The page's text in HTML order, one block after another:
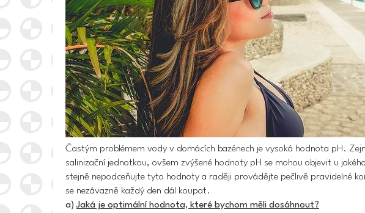
Častým problémem vody v domácích bazénech je vysoká hodnota pH.
salinizační jednotkou, ovšem zvýšené hodnoty pH se mohou objevit u
stejně nepodceňujte tyto hodnoty a raději provádějte pečlivě pravidelné
se nezávazně každý den dál koupat.
a)Jaká je optimální hodnota, které bychom měli dosáhnout?